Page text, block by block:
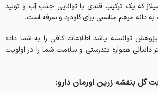
که یک ترکیب قندی با توانایی جذب آب و تولید
به دانه مرهم مناسبی برای گلودرد و سرفه است.
توانسته باشد اطلاعات کافی را به شما داده
دانیالی همواره تندرستی و سلامت شما را در اولویت
گل بنفشه زرین اورمان دارو: